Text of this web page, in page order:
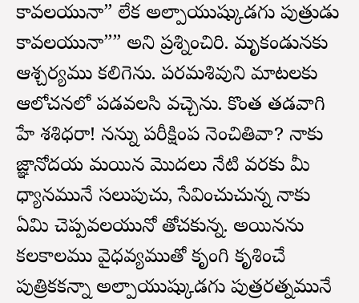
కావలయునా” లేక అల్పాయుష్కుడగు పుత్రుడు
కావలయునా”” అని ప్రశ్నించిరి. మృకండునకు
ఆశ్చర్యము కలిగెను. పరమశివుని మాటలకు
ఆలోచనలో పడవలసి వచ్చెను. కొంత తడవాగి
హే శశిధరా! నన్ను పరీక్షింప నెంచితివా? నాకు
జ్ఞానోదయ మయినది మొదలు నేటి వరకు మీ
ధ్యానమునే సలుపుచు, సేవించుచున్న నాకు
ఏమి చెప్పవలయునో తోచకున్నది. అయినను
కలకాలము వైధవ్యముతో కృంగి కృశించే
పుత్రికకన్నా అల్పాయుష్కుడగు పుత్రరత్నమునే